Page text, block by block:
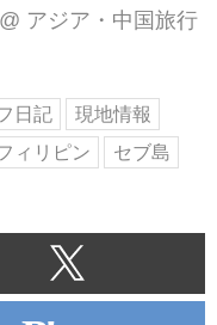
@ アジア・中国旅行
日記
現地情報
ィリピン
セブ島